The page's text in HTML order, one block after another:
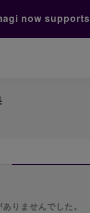
now supports
りませんでした。